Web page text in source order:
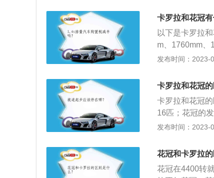
m、宽
L自然吸气发
有10速无级变
卡罗拉和花冠
以下是卡罗拉
m、1760mm、
5mm、
i发动机。以下
佳。2、车厢
身，所有操控
操作完善。
发布时间：2023-
卡罗拉和花冠
卡罗拉和花冠
16匹；花冠的
机最大扭矩为
为4门5座三厢
发布时间：2023-
花冠和卡罗拉
花冠在4400转